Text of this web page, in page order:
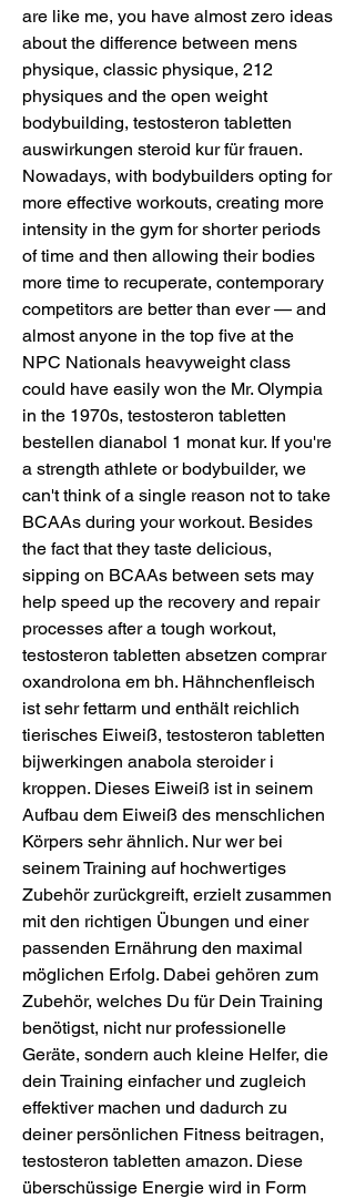
are like me, you have almost zero ideas
about the difference between mens
physique, classic physique, 212
physiques and the open weight
bodybuilding, testosteron tabletten
auswirkungen steroid kur für frauen.
Nowadays, with bodybuilders opting for
more effective workouts, creating more
intensity in the gym for shorter periods
of time and then allowing their bodies
more time to recuperate, contemporary
competitors are better than ever — and
almost anyone in the top five at the
NPC Nationals heavyweight class
could have easily won the Mr. Olympia
in the 1970s, testosteron tabletten
bestellen dianabol 1 monat kur. If you're
a strength athlete or bodybuilder, we
can't think of a single reason not to take
BCAAs during your workout. Besides
the fact that they taste delicious,
sipping on BCAAs between sets may
help speed up the recovery and repair
processes after a tough workout,
testosteron tabletten absetzen comprar
oxandrolona em bh. Hähnchenfleisch
ist sehr fettarm und enthält reichlich
tierisches Eiweiß, testosteron tabletten
bijwerkingen anabola steroider i
kroppen. Dieses Eiweiß ist in seinem
Aufbau dem Eiweiß des menschlichen
Körpers sehr ähnlich. Nur wer bei
seinem Training auf hochwertiges
Zubehör zurückgreift, erzielt zusammen
mit den richtigen Übungen und einer
passenden Ernährung den maximal
möglichen Erfolg. Dabei gehören zum
Zubehör, welches Du für Dein Training
benötigst, nicht nur professionelle
Geräte, sondern auch kleine Helfer, die
dein Training einfacher und zugleich
effektiver machen und dadurch zu
deiner persönlichen Fitness beitragen,
testosteron tabletten amazon. Diese
überschüssige Energie wird in Form